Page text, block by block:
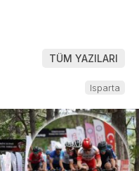
TÜM YAZILARI
Isparta